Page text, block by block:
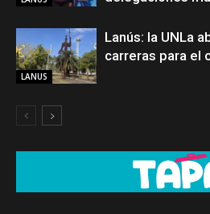
LANUS
Lanús: la UNLa
carreras para el